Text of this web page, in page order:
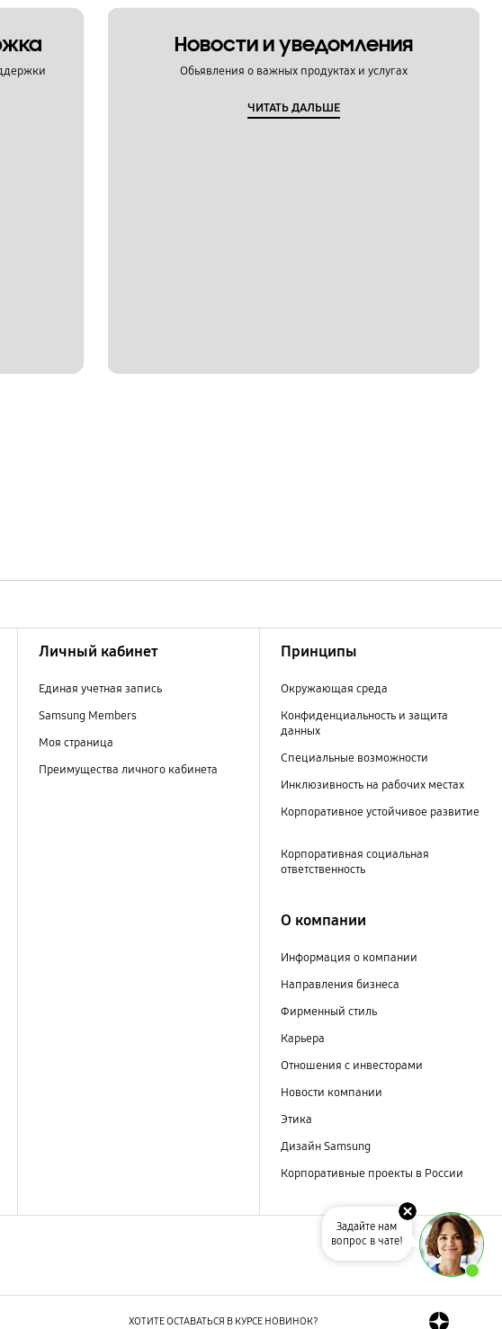
Новости и уведомления
Обьявления о важных продуктах и услугах
ЧИТАТЬ ДАЛЬШЕ
Личный кабинет
Единая учетная запись
Samsung Members
Моя страница
Преимущества личного кабинета
Принципы
Окружающая среда
Конфиденциальность и защита
данных
Специальные возможности
Инклюзивность на рабочих местах
Корпоративное устойчивое развитие
Корпоративная социальная
ответственность
О компании
Информация о компании
Направления бизнеса
Фирменный стиль
Карьера
Отношения с инвесторами
Новости компании
Этика
Дизайн Samsung
Корпоративные проекты в России
ХОТИТЕ ОСТАВАТЬСЯ В КУРСЕ НОВИНОК?
Задайте нам
вопрос в чате!